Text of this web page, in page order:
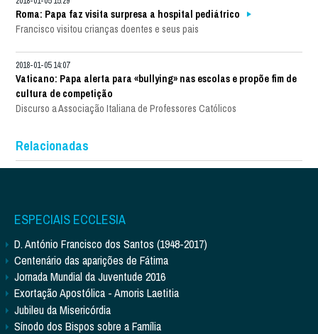
Roma: Papa faz visita surpresa a hospital pediátrico
Francisco visitou crianças doentes e seus pais
2018-01-05 14:07
Vaticano: Papa alerta para «bullying» nas escolas e propõe fim de
cultura de competição
Discurso a Associação Italiana de Professores Católicos
Relacionadas
ESPECIAIS ECCLESIA
D. António Francisco dos Santos (1948-2017)
Centenário das aparições de Fátima
Jornada Mundial da Juventude 2016
Exortação Apostólica - Amoris Laetitia
Jubileu da Misericórdia
Sínodo dos Bispos sobre a Família